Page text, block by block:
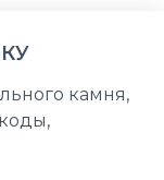
камня,